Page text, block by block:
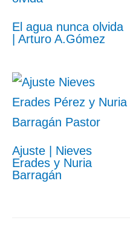
El agua nunca olvida
| Arturo A.Gómez
Ajuste | Nieves
Erades y Nuria
Barragán